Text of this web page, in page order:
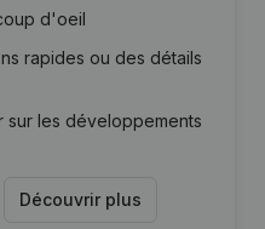
d'oeil
rapides ou des détails
sur les développements
Découvrir plus